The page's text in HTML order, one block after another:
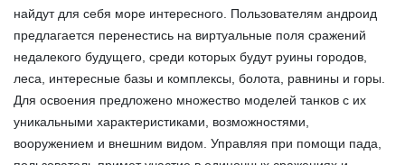
найдут для себя море интересного. Пользователям андроид
предлагается перенестись на виртуальные поля сражений
недалекого будущего, среди которых будут руины городов,
леса, интересные базы и комплексы, болота, равнины и горы.
Для освоения предложено множество моделей танков с их
уникальными характеристиками, возможностями,
вооружением и внешним видом. Управляя при помощи пада,